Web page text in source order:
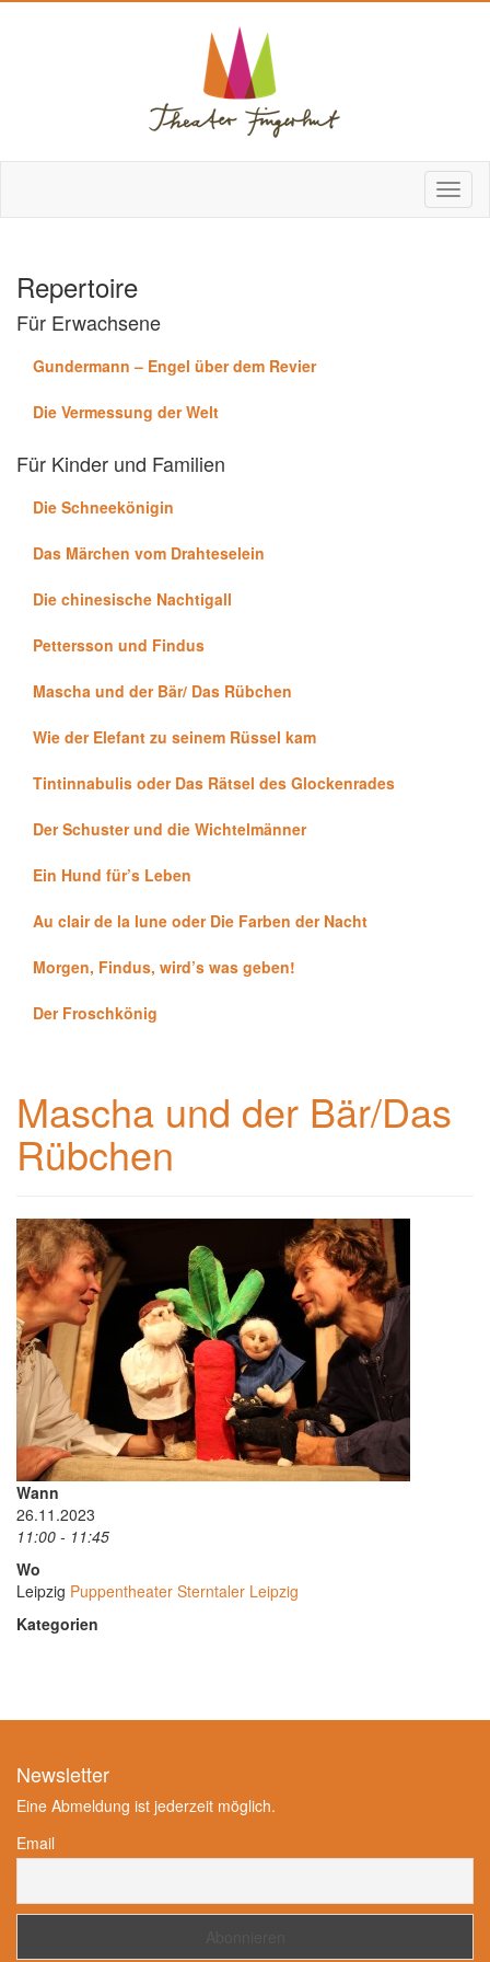
Repertoire
Für Erwachsene
Gundermann – Engel über dem Revier
Die Vermessung der Welt
Für Kinder und Familien
Die Schneekönigin
Das Märchen vom Drahteselein
Die chinesische Nachtigall
Pettersson und Findus
Mascha und der Bär/ Das Rübchen
Wie der Elefant zu seinem Rüssel kam
Tintinnabulis oder Das Rätsel des Glockenrades
Der Schuster und die Wichtelmänner
Ein Hund für’s Leben
Au clair de la lune oder Die Farben der Nacht
Morgen, Findus, wird’s was geben!
Der Froschkönig
Mascha und der Bär/Das
Rübchen
Wann
26.11.2023
11:00 - 11:45
Wo
Leipzig Puppentheater Sterntaler Leipzig
Kategorien
Newsletter
Eine Abmeldung ist jederzeit möglich.
Email